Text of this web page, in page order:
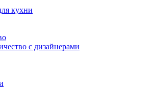
кухни
с дизайнерами